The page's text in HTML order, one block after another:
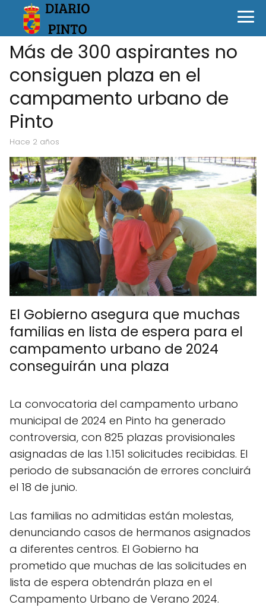
Más de 300 aspirantes no
consiguen plaza en el
campamento urbano de
Pinto
hace 2 años
El Gobierno asegura que muchas
familias en lista de espera para el
campamento urbano de 2024
conseguirán una plaza
La convocatoria del campamento urbano
municipal de 2024 en Pinto ha generado
controversia, con 825 plazas provisionales
asignadas de las 1.151 solicitudes recibidas. El
periodo de subsanación de errores concluirá
el 18 de junio.
Las familias no admitidas están molestas,
denunciando casos de hermanos asignados
a diferentes centros. El Gobierno ha
prometido que muchas de las solicitudes en
lista de espera obtendrán plaza en el
Campamento Urbano de Verano 2024.